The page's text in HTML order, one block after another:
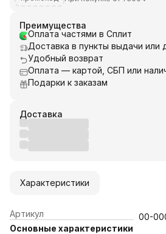
Преимущества
Оплата частями в Сплит
Доставка в пункты выдачи или
Удобный возврат
Оплата — картой, СБП или
Подарки к заказам
Доставка
Характеристики
Артикул
00-
Основные характеристики